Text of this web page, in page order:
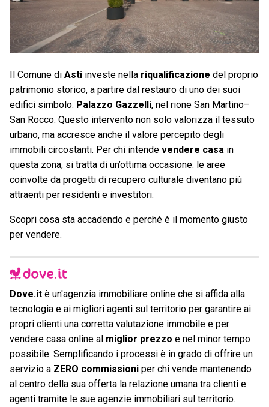
Il Comune di Asti investe nella riqualificazione del proprio
patrimonio storico, a partire dal restauro di uno dei suoi
edifici simbolo: Palazzo Gazzelli, nel rione San Martino–
San Rocco. Questo intervento non solo valorizza il tessuto
urbano, ma accresce anche il valore percepito degli
immobili circostanti. Per chi intende vendere casa in
questa zona, si tratta di un’ottima occasione: le aree
coinvolte da progetti di recupero culturale diventano più
attraenti per residenti e investitori.
Scopri cosa sta accadendo e perché è il momento giusto
per vendere.
Dove.it è un'agenzia immobiliare online che si affida alla
tecnologia e ai migliori agenti sul territorio per garantire ai
propri clienti una corretta valutazione immobile e per
vendere casa online al miglior prezzo e nel minor tempo
possibile. Semplificando i processi è in grado di offrire un
servizio a ZERO commissioni per chi vende mantenendo
al centro della sua offerta la relazione umana tra clienti e
agenti tramite le sue agenzie immobiliari sul territorio.